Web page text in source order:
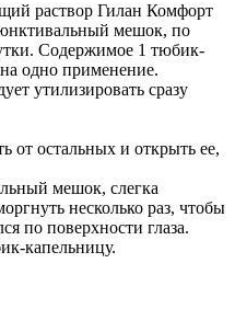
раствор Гилан Комфорт
мешок, по
Содержимое 1 тюбик-
одно применение.
утилизировать сразу
от остальных и открыть ее,
мешок, слегка
несколько раз, чтобы
по поверхности глаза.
капельницу.